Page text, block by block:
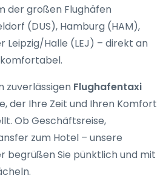
der großen Flughäfen
(DUS), Hamburg (HAM),
Leipzig/Halle (LEJ) – direkt an
zuverlässigen Flughafentaxi
der Ihre Zeit und Ihren Komfort
Ob Geschäftsreise,
zum Hotel – unsere
begrüßen Sie pünktlich und mit